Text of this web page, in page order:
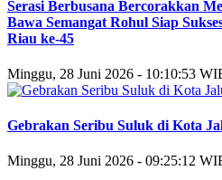
Serasi Berbusana Bercorakkan
Bawa Semangat Rohul Siap
Riau ke-45
Minggu, 28 Juni 2026 - 10:10:53
Gebrakan Seribu Suluk di Kota
Minggu, 28 Juni 2026 - 09:25:12